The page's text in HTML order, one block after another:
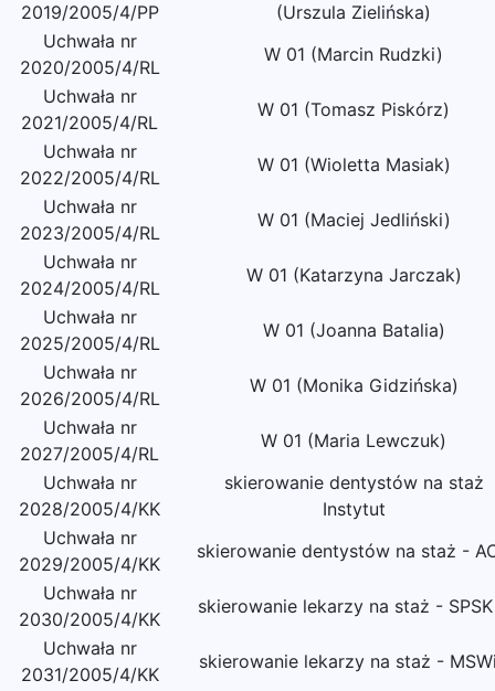
2019/2005/4/PP
(Urszula Zielińska)
Uchwała nr
2020/2005/4/RL
W 01 (Marcin Rudzki)
Uchwała nr
2021/2005/4/RL
W 01 (Tomasz Piskórz)
Uchwała nr
2022/2005/4/RL
W 01 (Wioletta Masiak)
Uchwała nr
2023/2005/4/RL
W 01 (Maciej Jedliński)
Uchwała nr
2024/2005/4/RL
W 01 (Katarzyna Jarczak)
Uchwała nr
2025/2005/4/RL
W 01 (Joanna Batalia)
Uchwała nr
2026/2005/4/RL
W 01 (Monika Gidzińska)
Uchwała nr
2027/2005/4/RL
W 01 (Maria Lewczuk)
Uchwała nr
2028/2005/4/KK
skierowanie dentystów na staż
Instytut
Uchwała nr
2029/2005/4/KK
skierowanie dentystów na staż -
Uchwała nr
2030/2005/4/KK
skierowanie lekarzy na staż -
Uchwała nr
2031/2005/4/KK
skierowanie lekarzy na staż -